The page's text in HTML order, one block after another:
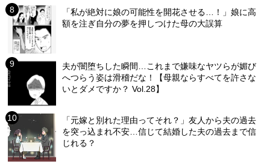
「私が絶対に娘の可能性を開花させる…！」娘に高
額を注ぎ自分の夢を押しつけた母の大誤算
夫が闇堕ちした瞬間…これまで嫌味なヤツらが媚び
へつらう姿は滑稽だな！【母親ならすべてを許さな
いとダメですか？ Vol.28】
「元嫁と別れた理由ってそれ？」友人から夫の過去
を突っ込まれ不安…信じて結婚した夫の過去まで信
じれる？